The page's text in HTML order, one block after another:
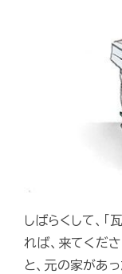
しばらくして、
れば、来てくだ
と、元の家があ